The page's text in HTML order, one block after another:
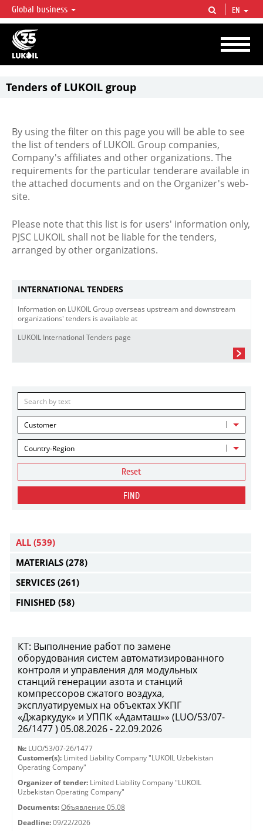
LUKOIL OVERVIEW
LUKOIL is one of the largest oil & gas vertical integrated companies in the world
accounting for over 2% of crude production and circa 1% of proved hydrocarbon
reserves globally.
Global business EN
Tenders of LUKOIL group
By using the filter on this page you will be able to see
the list of tenders of LUKOIL Group companies,
Company's affiliates and other organizations. The
requirements for the particular tenderare available in
the attached documents and on the Organizer's web-
site.
Please note that this list is for users' information only,
PJSC LUKOIL shall not be liable for the tenders,
arranged by other organizations.
INTERNATIONAL TENDERS
Information on LUKOIL Group overseas upstream and downstream
organizations' tenders is available at
LUKOIL International Tenders page
Customer
Country-Region
Reset
FIND
ALL (539)
MATERIALS (278)
SERVICES (261)
FINISHED (58)
КТ: Выполнение работ по замене
оборудования систем автоматизированного
контроля и управления для модульных
станций генерации азота и станций
компрессоров сжатого воздуха,
эксплуатируемых на объектах УКПГ
«Джаркудук» и УППК «Адамташ»» (LUO/53/07-
26/1477 ) 05.08.2026 - 22.09.2026
№: LUO/53/07-26/1477
Customer(s): Limited Liability Company "LUKOIL Uzbekistan
Operating Company"
Organizer of tender: Limited Liability Company "LUKOIL
Uzbekistan Operating Company"
Documents: Объявление 05.08
Deadline: 09/22/2026